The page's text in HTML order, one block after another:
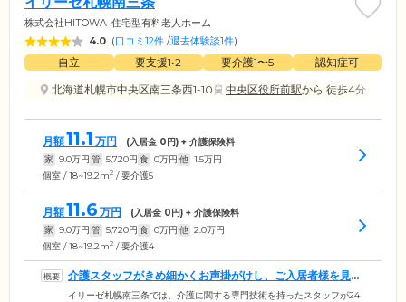
株式会社HITOWA 住宅型有料老人ホーム
4.0 (口コミ12件 /退去体験談1件)
自立 要支援1•2 要介護1〜5
認知症可
北海道札幌市中央区南三条西1-10
中央区役所前駅から 徒歩4分
月額11.1 万円 (入居金 0円) + 介護保険料
家 9.0万円 管 5,720円 食 0万円 他 1.5万円
個室 / 18~19.2m2 / 要介護5
月額11.6 万円 (入居金 0円) + 介護保険料
家 9.0万円 管 5,720円 食 0万円 他 2.0万円
個室 / 18~19.2m2 / 要介護4
介護スタッフがきめ細かくお声掛がけし、ご入居者様を見守
ります
イリーゼ札幌南三条では、介護に関する専門技術を持ったスタッフが24